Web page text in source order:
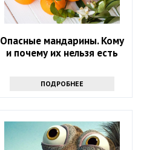
Опасные мандарины. Кому
и почему их нельзя есть
ПОДРОБНЕЕ